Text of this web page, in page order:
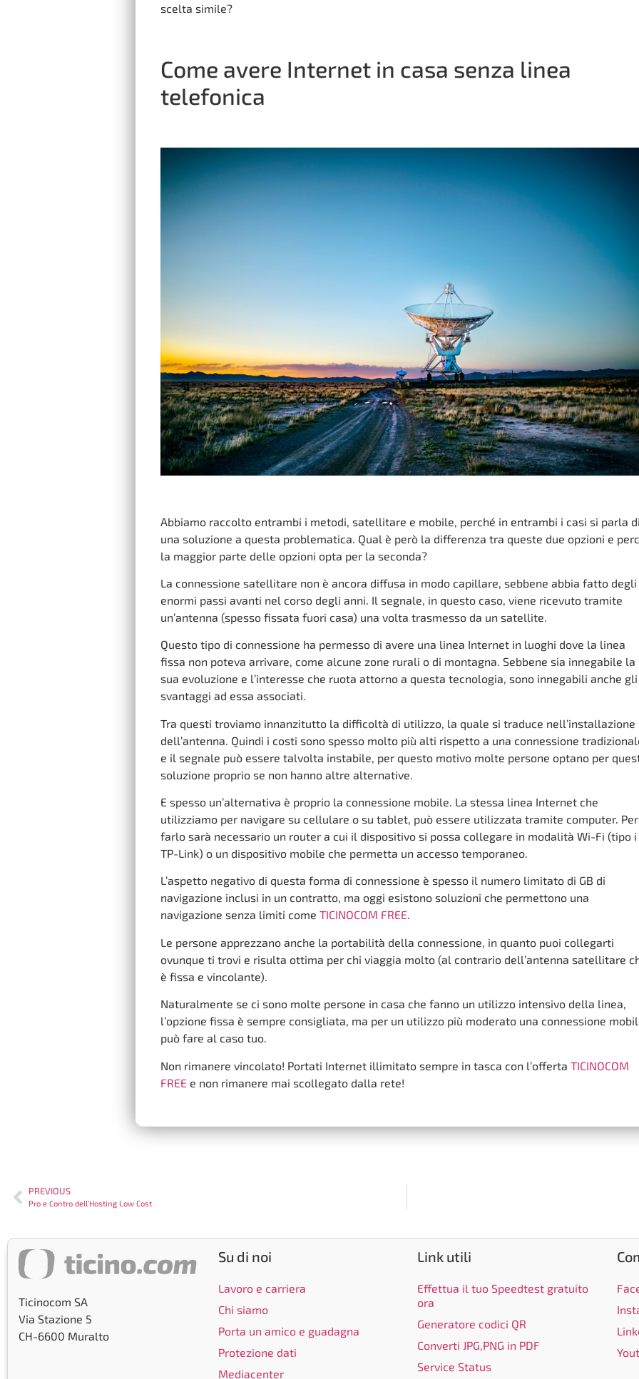
scelta simile?
Come avere Internet in casa senza linea
telefonica
Abbiamo raccolto entrambi i metodi, satellitare e mobile, perché in entrambi i casi si parla di
una soluzione a questa problematica. Qual è però la differenza tra queste due opzioni e
la maggior parte delle opzioni opta per la seconda?
La connessione satellitare non è ancora diffusa in modo capillare, sebbene abbia fatto degli
enormi passi avanti nel corso degli anni. Il segnale, in questo caso, viene ricevuto tramite
un’antenna (spesso fissata fuori casa) una volta trasmesso da un satellite.
Questo tipo di connessione ha permesso di avere una linea Internet in luoghi dove la linea
fissa non poteva arrivare, come alcune zone rurali o di montagna. Sebbene sia innegabile la
sua evoluzione e l’interesse che ruota attorno a questa tecnologia, sono innegabili anche gli
svantaggi ad essa associati.
Tra questi troviamo innanzitutto la difficoltà di utilizzo, la quale si traduce nell’installazione
dell’antenna. Quindi i costi sono spesso molto più alti rispetto a una connessione
e il segnale può essere talvolta instabile, per questo motivo molte persone optano per
soluzione proprio se non hanno altre alternative.
E spesso un’alternativa è proprio la connessione mobile. La stessa linea Internet che
utilizziamo per navigare su cellulare o su tablet, può essere utilizzata tramite computer. Per
farlo sarà necessario un router a cui il dispositivo si possa collegare in modalità Wi-Fi (tipo i
TP-Link) o un dispositivo mobile che permetta un accesso temporaneo.
L’aspetto negativo di questa forma di connessione è spesso il numero limitato di GB di
navigazione inclusi in un contratto, ma oggi esistono soluzioni che permettono una
navigazione senza limiti come TICINOCOM FREE.
Le persone apprezzano anche la portabilità della connessione, in quanto puoi collegarti
ovunque ti trovi e risulta ottima per chi viaggia molto (al contrario dell’antenna satellitare
è fissa e vincolante).
Naturalmente se ci sono molte persone in casa che fanno un utilizzo intensivo della linea,
l’opzione fissa è sempre consigliata, ma per un utilizzo più moderato una connessione
può fare al caso tuo.
Non rimanere vincolato! Portati Internet illimitato sempre in tasca con l’offerta TICINOCOM
FREEe non rimanere mai scollegato dalla rete!
PREVIOUS
Pro e Contro dell’Hosting Low Cost
Ticinocom SA
Via Stazione 5
CH-6600 Muralto
Su di noi
Lavoro e carriera
Chi siamo
Porta un amico e guadagna
Protezione dati
Mediacenter
Link utili
Effettua il tuo Speedtest gratuito
ora
Generatore codici QR
Converti JPG,PNG in PDF
Service Status